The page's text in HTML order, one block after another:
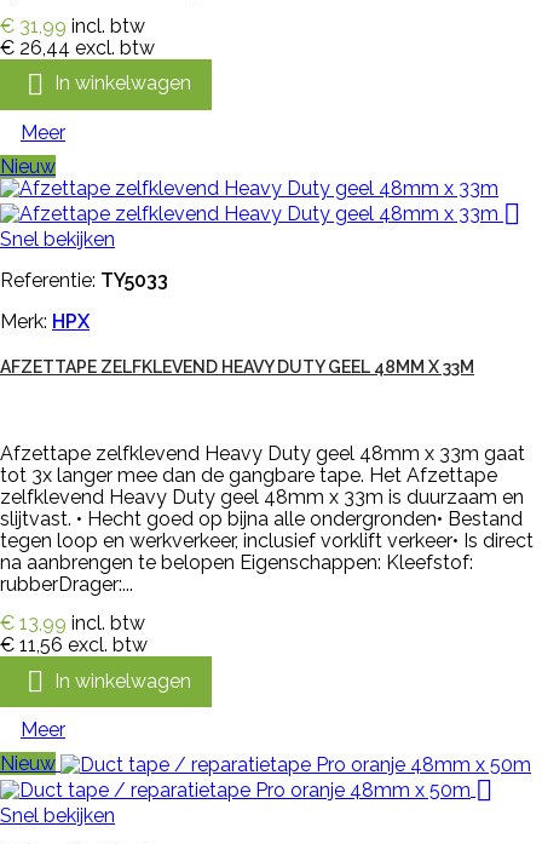
€ 31,99 incl. btw
€ 26,44 excl. btw
 In winkelwagen
Meer
Nieuw

Snel bekijken
Referentie: TY5033
Merk: HPX
AFZETTAPE ZELFKLEVEND HEAVY DUTY GEEL 48MM X 33M
Afzettape zelfklevend Heavy Duty geel 48mm x 33m gaat
tot 3x langer mee dan de gangbare tape. Het Afzettape
zelfklevend Heavy Duty geel 48mm x 33m is duurzaam en
slijtvast. • Hecht goed op bijna alle ondergronden• Bestand
tegen loop en werkverkeer, inclusief vorklift verkeer• Is direct
na aanbrengen te belopen Eigenschappen: Kleefstof:
rubberDrager:...
€ 13,99 incl. btw
€ 11,56 excl. btw
 In winkelwagen
Meer
Nieuw

Snel bekijken